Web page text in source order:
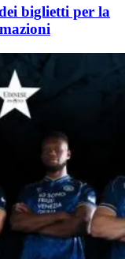
biglietti per la